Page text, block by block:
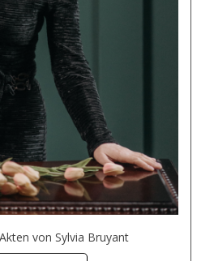
von Sylvia Bruyant